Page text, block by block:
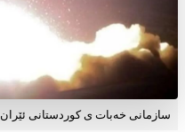
سازمانی خەبات ی کوردستانی ئێران